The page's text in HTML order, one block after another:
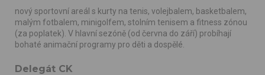
nový sportovní areál s kurty na tenis, volejbalem, basketbalem,
malým fotbalem, minigolfem, stolním tenisem a fitness zónou
(za poplatek). V hlavní sezóně (od června do září) probíhají
bohaté animační programy pro děti a dospělé.
Delegát CK